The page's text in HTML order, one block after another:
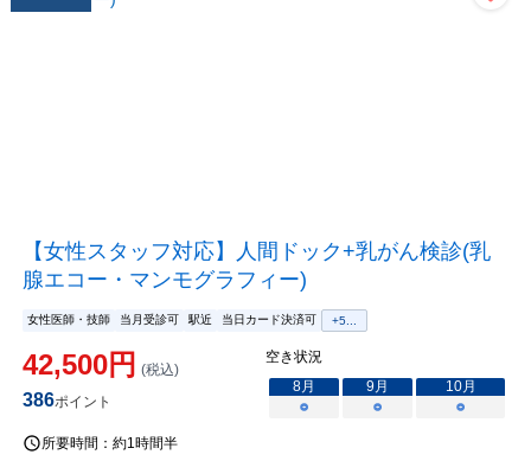
【女性スタッフ対応】人間ドック+乳がん検診(乳
腺エコー・マンモグラフィー)
女性医師・技師 当月受診可 駅近 当日カード決済可 +5...
42,500円 (税込)
386ポイント
空き状況
8月 9月 10月
○
○ ○
所要時間： 約1時間半